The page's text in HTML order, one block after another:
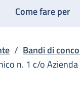
Come fare per
/ Bandi di
n. 1 c/o